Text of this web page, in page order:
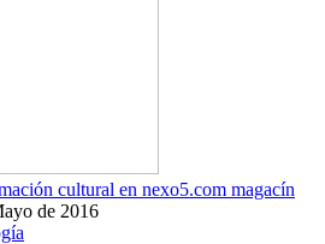
cultural en nexo5.com magacín
de 2016